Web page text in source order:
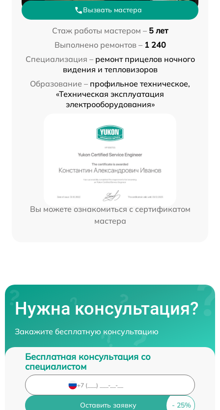
Вызвать мастера
Стаж работы мастером – 5 лет
Выполнено ремонтов – 1 240
Специализация – ремонт прицелов ночного
видения и тепловизоров
Образование – профильное техническое,
«Техническая эксплуатация
электрооборудования»
Вы можете ознакомиться с сертификатом
мастера
Нужна консультация?
Закажите бесплатную консультацию
Бесплатная консультация со
специалистом
Оставить заявку